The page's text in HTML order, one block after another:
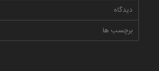
دیدگاه
برچسب ها